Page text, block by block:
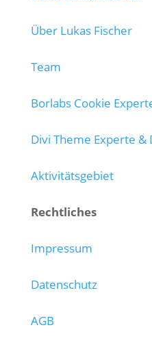
Über Lukas Fischer
Team
Borlabs Cookie
Divi Theme Experte &
Aktivitätsgebiet
Rechtliches
Impressum
Datenschutz
AGB